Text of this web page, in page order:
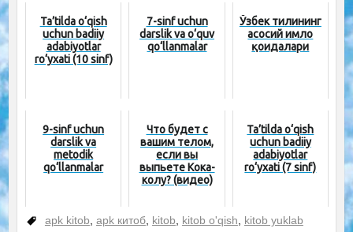
Ta’tilda o‘qish
uchun badiiy
adabiyotlar
ro‘yxati (10 sinf)
7-sinf uchun
darslik va o‘quv
qo‘llanmalar
Ўзбек тилининг
асосий имло
қоидалари
9-sinf uchun
darslik va
metodik
qo‘llanmalar
Что будет с
вашим телом,
если вы
выпьете Кока-
колу? (видео)
Ta’tilda o‘qish
uchun badiiy
adabiyotlar
ro‘yxati (7 sinf)
apk kitob apk китоб, kitob kitob o'qish
kitob yuklab